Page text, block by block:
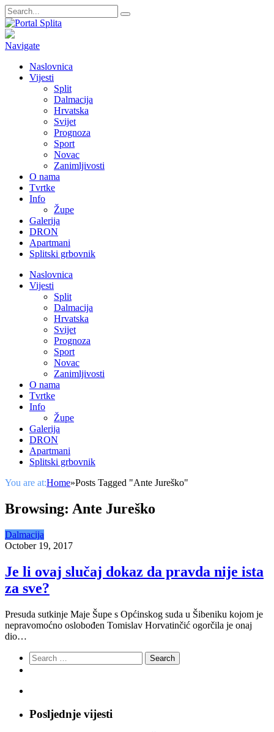
Navigate
Naslovnica
Vijesti
Split
Dalmacija
Hrvatska
Svijet
Prognoza
Sport
Novac
Zanimljivosti
O nama
Tvrtke
Info
Župe
Galerija
DRON
Apartmani
Splitski grbovnik
Naslovnica
Vijesti
Split
Dalmacija
Hrvatska
Svijet
Prognoza
Sport
Novac
Zanimljivosti
O nama
Tvrtke
Info
Župe
Galerija
DRON
Apartmani
Splitski grbovnik
You are at:Home»Posts Tagged "Ante Jureško"
Browsing: Ante Jureško
Dalmacija
October 19, 2017
Je li ovaj slučaj dokaz da pravda nije ista
za sve?
Presuda sutkinje Maje Šupe s Općinskog suda u Šibeniku kojom je
nepravomoćno oslobođen Tomislav Horvatinčić ogorčila je onaj
dio…
Search
for:
Posljednje vijesti